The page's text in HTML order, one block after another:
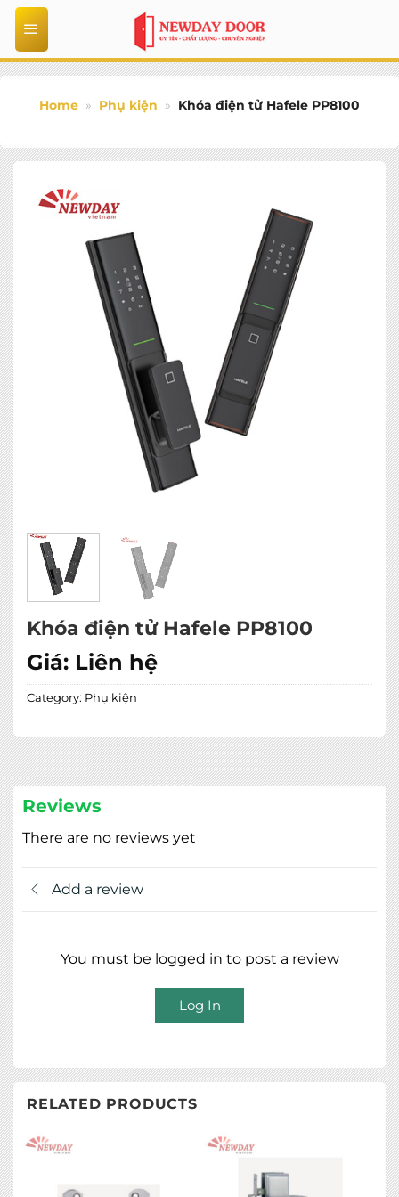
Bỏ
qua
nội
dung
Home » Phụ kiện » Khóa điện tử Hafele PP8100
Khóa điện tử Hafele PP8100
Giá: Liên hệ
Category: Phụ kiện
Reviews
There are no reviews yet
Add a review
You must be logged in to post a review
Log In
RELATED PRODUCTS